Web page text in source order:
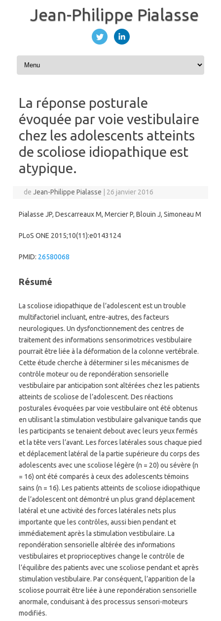
Jean-Philippe Pialasse
Aller au contenu
La réponse posturale
évoquée par voie vestibulaire
chez les adolescents atteints
de scoliose idiopathique est
atypique.
deJean-Philippe Pialasse 26 janvier 2016
Pialasse JP, Descarreaux M, Mercier P, Blouin J, Simoneau M
PLoS ONE 2015;10(11):e0143124
PMID: 26580068
Résumé
La scoliose idiopathique de l’adolescent est un trouble
multifactoriel incluant, entre-autres, des facteurs
neurologiques. Un dysfonctionnement des centres de
traitement des informations sensorimotrices vestibulaire
pourrait être liée à la déformation de la colonne vertébrale.
Cette étude cherche à déterminer si les mécanismes de
contrôle moteur ou de repondération sensorielle
vestibulaire par anticipation sont altérées chez les patients
atteints de scoliose de l’adolescent. Des réactions
posturales évoquées par voie vestibulaire ont été obtenus
en utilisant la stimulation vestibulaire galvanique tandis que
les participants se tenaient debout avec leurs yeux fermés
et la tête vers l’avant. Les forces latérales sous chaque pied
et déplacement latéral de la partie supérieure du corps des
adolescents avec une scoliose légère (n = 20) ou sévère (n
= 16) ont été comparés à ceux des adolescents témoins
sains (n = 16). Les patients atteints de scoliose idiopathique
de l’adolescent ont démontré un plus grand déplacement
latéral et une activité des forces latérales nets plus
importante que les contrôles, aussi bien pendant et
immédiatement après la stimulation vestibulaire. La
repondération sensorielle altérée des informations
vestibulaires et proprioceptives change le contrôle de
l’équilibre des patients avec une scoliose pendant et après
stimulation vestibulaire. Par conséquent, l’apparition de la
scoliose pourrait être liée à une repondération sensorielle
anormale, conduisant à des processus sensori-moteurs
modifiés.